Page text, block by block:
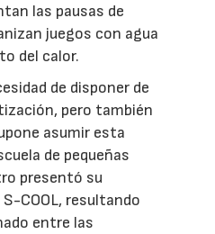
las pausas de
juegos con agua
del calor.
de disponer de
pero también
asumir esta
de pequeñas
presentó su
COOL, resultando
entre las